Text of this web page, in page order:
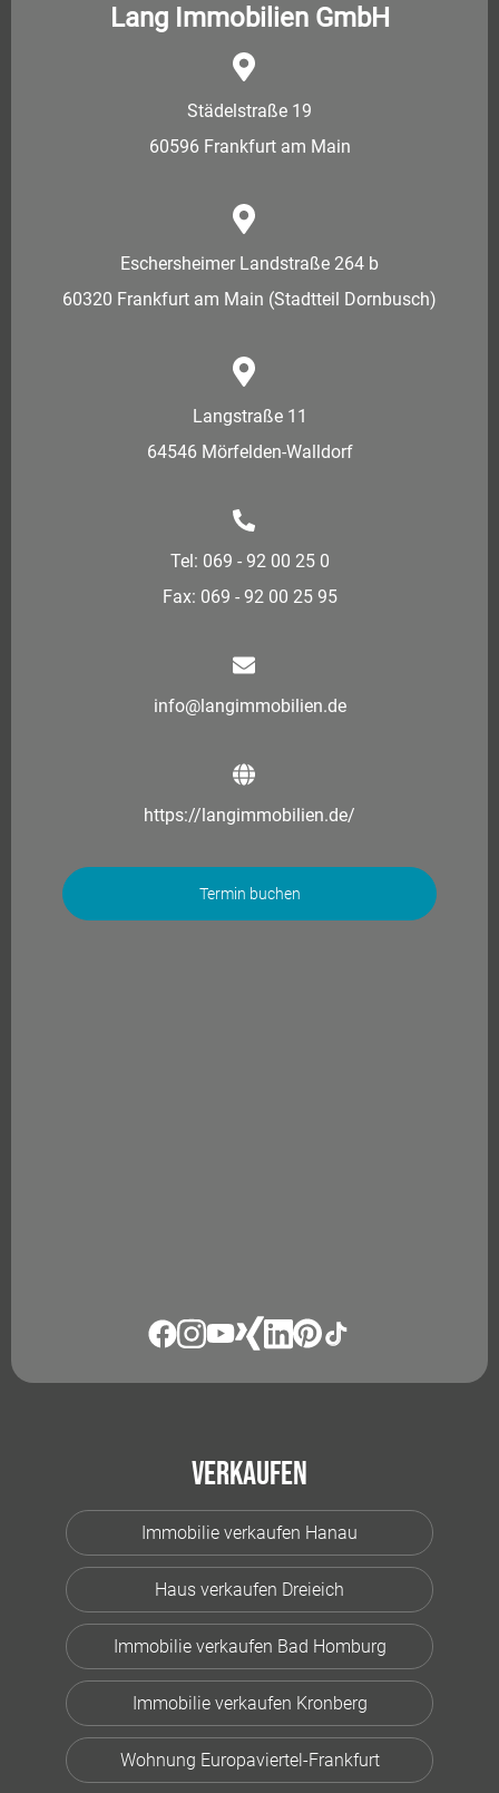
Lang Immobilien GmbH
Städelstraße 19
60596 Frankfurt am Main
Eschersheimer Landstraße 264 b
60320 Frankfurt am Main (Stadtteil Dornbusch)
Langstraße 11
64546 Mörfelden-Walldorf
Tel: 069 - 92 00 25 0
Fax: 069 - 92 00 25 95
info@langimmobilien.de
https://langimmobilien.de/
Termin buchen
Verkaufen
Immobilie verkaufen Hanau
Haus verkaufen Dreieich
Immobilie verkaufen Bad Homburg
Immobilie verkaufen Kronberg
Wohnung Europaviertel-Frankfurt